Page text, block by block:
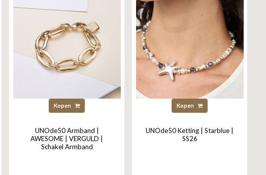
Kopen
UNOde50 Armband |
AWESOME | VERGULD |
Schakel Armband
Kopen
UNOde50 Ketting | Starblue |
SS26